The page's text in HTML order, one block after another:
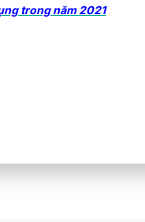
trong năm 2021